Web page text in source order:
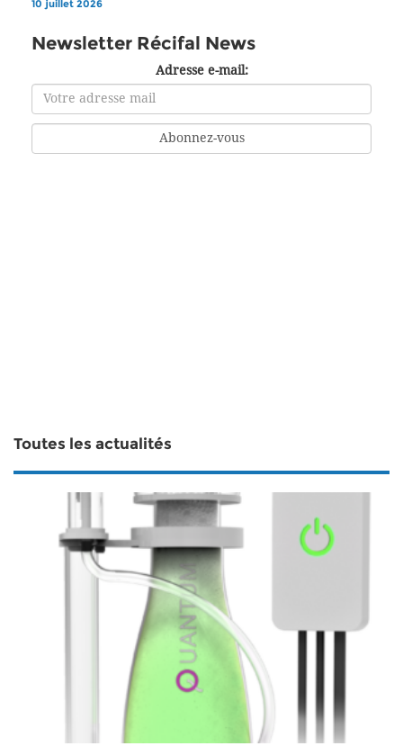
10 juillet 2026
Newsletter Récifal News
Adresse e-mail:
Toutes les actualités